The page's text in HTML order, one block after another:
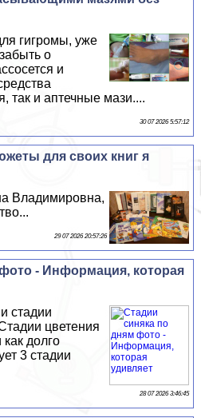
гигромы, уже
о
и
так и аптечные мази....
30 07 2026 5:57:12
для своих книг я
Владимировна,
29 07 2026 20:57:26
- Информация, которая
стадии
цветения
долго
3 стадии
28 07 2026 3:46:45